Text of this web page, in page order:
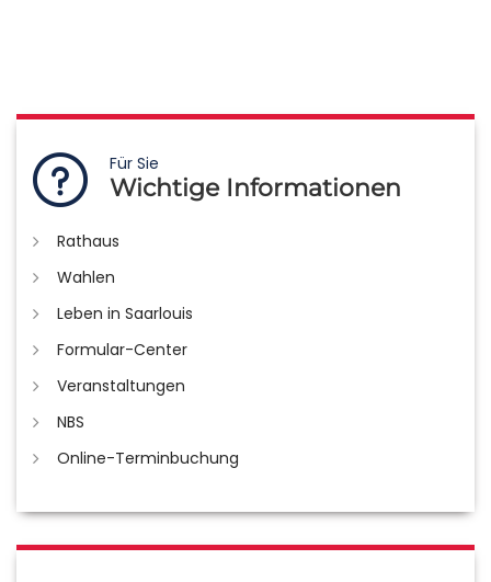
Für Sie
Wichtige Informationen
Rathaus
Wahlen
Leben in Saarlouis
Formular-Center
Veranstaltungen
NBS
Online-Terminbuchung